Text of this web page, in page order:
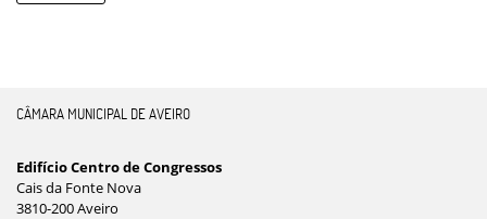
CÂMARA MUNICIPAL DE AVEIRO
Edifício Centro de Congressos
Cais da Fonte Nova
3810-200 Aveiro